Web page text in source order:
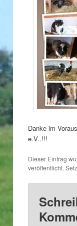
Danke im
e.V..!!!
Dieser Eintrag
veröffentlicht.